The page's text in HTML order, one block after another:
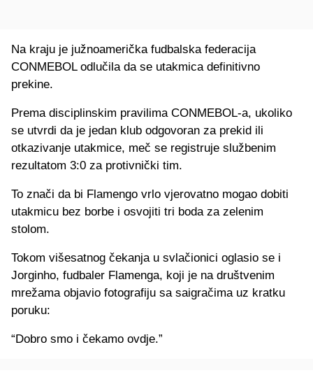
Na kraju je južnoamerička fudbalska federacija
CONMEBOL odlučila da se utakmica definitivno
prekine.
Prema disciplinskim pravilima CONMEBOL-a, ukoliko
se utvrdi da je jedan klub odgovoran za prekid ili
otkazivanje utakmice, meč se registruje službenim
rezultatom 3:0 za protivnički tim.
To znači da bi Flamengo vrlo vjerovatno mogao dobiti
utakmicu bez borbe i osvojiti tri boda za zelenim
stolom.
Tokom višesatnog čekanja u svlačionici oglasio se i
Jorginho, fudbaler Flamenga, koji je na društvenim
mrežama objavio fotografiju sa saigračima uz kratku
poruku:
“Dobro smo i čekamo ovdje.”